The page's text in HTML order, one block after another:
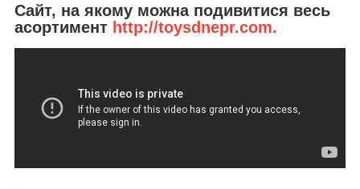
Сайт, на якому можна подивитися весь
асортимент http://toysdnepr.com.